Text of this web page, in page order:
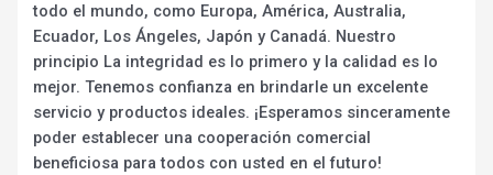
todo el mundo, como Europa, América, Australia,
Ecuador, Los Ángeles, Japón y Canadá. Nuestro
principio La integridad es lo primero y la calidad es lo
mejor. Tenemos confianza en brindarle un excelente
servicio y productos ideales. ¡Esperamos sinceramente
poder establecer una cooperación comercial
beneficiosa para todos con usted en el futuro!